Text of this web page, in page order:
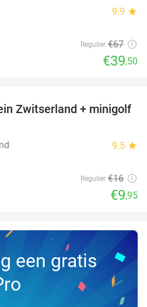
9.9 star
Regulier €67
€39,50
38%
Zwitserland + minigolf
9.5 star
Regulier €16
€9,95
een gratis